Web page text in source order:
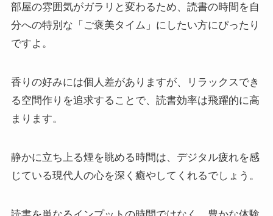
部屋の雰囲気がガラリと変わるため、読書の時間を自
分への特別な「ご褒美タイム」にしたい方にぴったり
ですよ。
香りの好みには個人差がありますが、リラックスでき
る空間作りを追求することで、読書効率は飛躍的に高
まります。
静かに立ち上る煙を眺める時間は、デジタル疲れを感
じている現代人の心を深く癒やしてくれるでしょう。